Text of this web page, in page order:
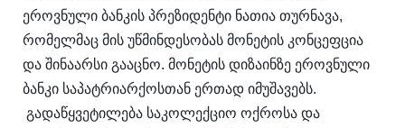
ეროვნული ბანკის პრეზიდენტი ნათია თურნავა,
რომელმაც მის უწმინდესობას მონეტის კონცეფცია
და შინაარსი გააცნო. მონეტის დიზაინზე ეროვნული
ბანკი საპატრიარქოსთან ერთად იმუშავებს.
გადაწყვეტილება საკოლექციო ოქროსა და